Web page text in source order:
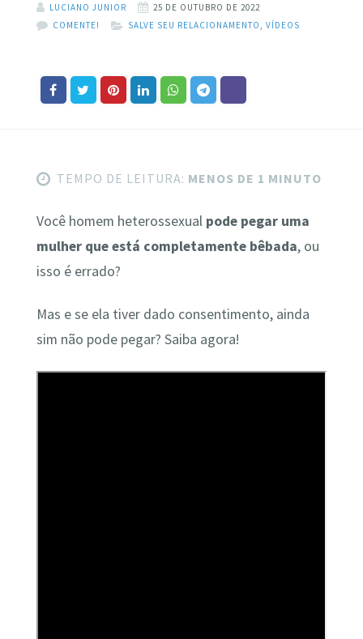
LUCIANO JUNIOR
25 DE OUTUBRO DE 2022
COMENTE!
SALVE SEU RELACIONAMENTO VÍDEOS
TEMPO DE LEITURA: MENOS DE 1 MINUTO
Você homem heterossexual pode pegar uma
mulher que está completamente bêbada, ou
isso é errado?
Mas e se ela tiver dado consentimento, ainda
sim não pode pegar? Saiba agora!